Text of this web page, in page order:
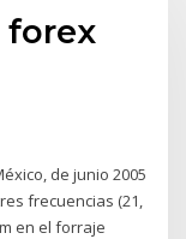
de junio 2005
frecuencias (21,
en el forraje